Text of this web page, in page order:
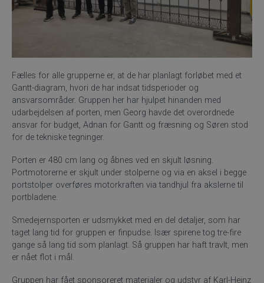
Fælles for alle grupperne er, at de har planlagt forløbet med et
Gantt-diagram, hvori de har indsat tidsperioder og
ansvarsområder. Gruppen her har hjulpet hinanden med
udarbejdelsen af porten, men Georg havde det overordnede
ansvar for budget, Adnan for Gantt og fræsning og Søren stod
for de tekniske tegninger.
Porten er 480 cm lang og åbnes ved en skjult løsning.
Portmotorerne er skjult under stolperne og via en aksel i begge
portstolper overføres motorkraften via tandhjul fra akslerne til
portbladene.
Smedejernsporten er udsmykket med en del detaljer, som har
taget lang tid for gruppen er finpudse. Især spirene tog tre-fire
gange så lang tid som planlagt. Så gruppen har haft travlt, men
er nået flot i mål.
Gruppen har fået sponsoreret materialer og udstyr af Karl-Heinz